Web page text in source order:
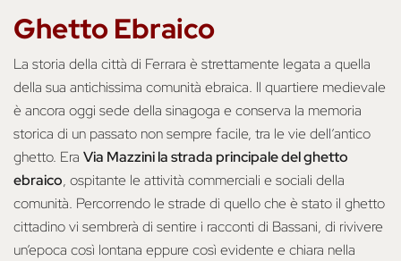
Ghetto Ebraico
La storia della città di Ferrara è strettamente legata a quella
della sua antichissima comunità ebraica. Il quartiere medievale
è ancora oggi sede della sinagoga e conserva la memoria
storica di un passato non sempre facile, tra le vie dell’antico
ghetto. Era Via Mazzini la strada principale del ghetto
ebraico, ospitante le attività commerciali e sociali della
comunità. Percorrendo le strade di quello che è stato il ghetto
cittadino vi sembrerà di sentire i racconti di Bassani, di rivivere
un’epoca così lontana eppure così evidente e chiara nella